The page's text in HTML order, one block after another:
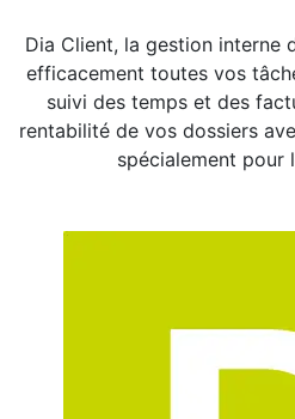
Dia Client, la gestion interne
efficacement toutes vos
suivi des temps et des
rentabilité de vos dossiers
spécialement pour